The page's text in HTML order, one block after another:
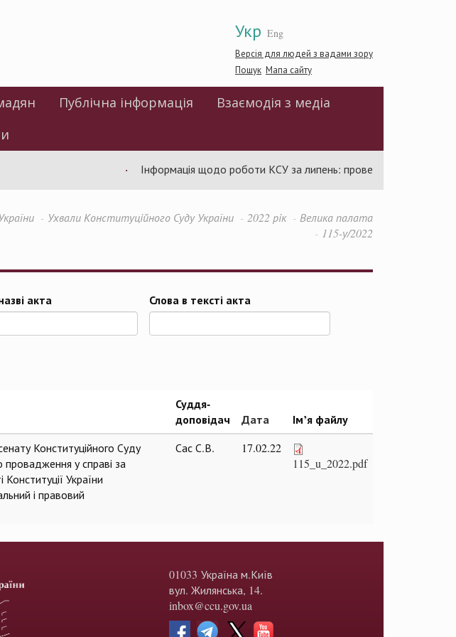
Укр Eng
Версія для людей з вадами зору
Пошук Мапа сайту
Публічна інформація
Взаємодія з медіа
Інформація щодо роботи КСУ за липень: проведено 94 засідання
Ухвали Конституційного Суду України 2022 рік
Велика палата
115-у/2022
акта Слова в тексті акта
Суддя-
доповідач
Дата Ім’я файлу
Конституційного Суду
провадження у справі за
України
і правовий
Сас С.В.
17.02.22
115_u_2022.pdf
01033 Україна м.Київ
вул. Жилянська, 14.
inbox@ccu.gov.ua